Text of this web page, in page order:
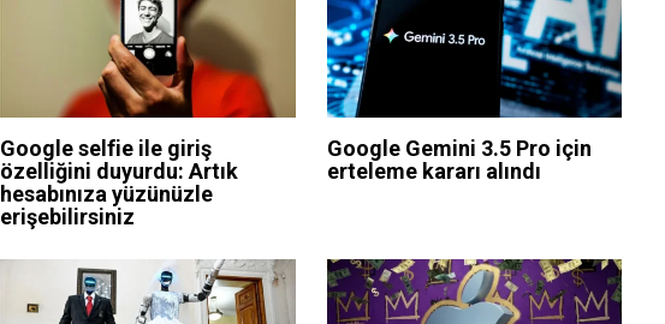
Google selfie ile giriş
özelliğini duyurdu: Artık
hesabınıza yüzünüzle
erişebilirsiniz
Google Gemini 3.5 Pro için
erteleme kararı alındı